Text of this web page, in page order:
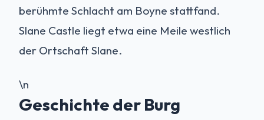
berühmte Schlacht am Boyne stattfand.
Slane Castle liegt etwa eine Meile westlich
der Ortschaft Slane.
\n
Geschichte der Burg